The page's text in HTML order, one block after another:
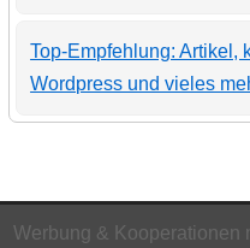
Top-Empfehlung: Artikel,
Wordpress und vieles
Werbung & Kooperationen